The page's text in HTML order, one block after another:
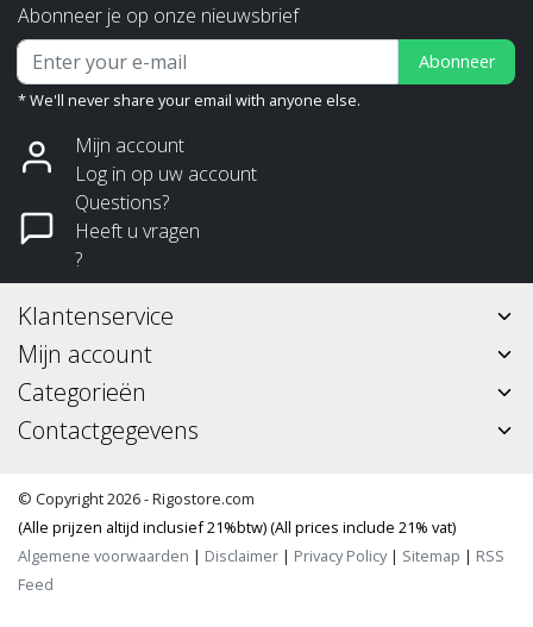
Abonneer je op onze nieuwsbrief
Abonneer
* We'll never share your email with anyone else.
Mijn account
Log in op uw account
Questions?
Heeft u vragen
?
Klantenservice
Mijn account
Categorieën
Contactgegevens
© Copyright 2026 - Rigostore.com
(Alle prijzen altijd inclusief 21%btw) (All prices include 21% vat)
Algemene voorwaarden | Disclaimer | Privacy Policy| Sitemap | RSS
Feed